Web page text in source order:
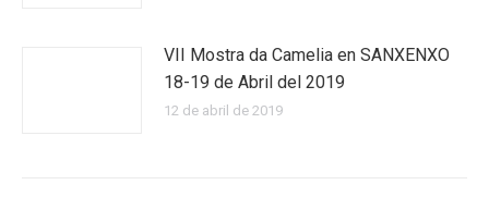
VII Mostra da Camelia en SANXENXO
18-19 de Abril del 2019
12 de abril de 2019